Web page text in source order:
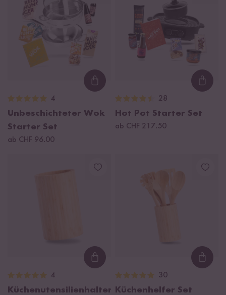
Loading...
4
Unbeschichteter Wok
Starter Set
ab CHF 96.00
28
Hot Pot Starter Set
ab CHF 217.50
Loading...
4
Küchenutensilienhalter
30
Küchenhelfer Set